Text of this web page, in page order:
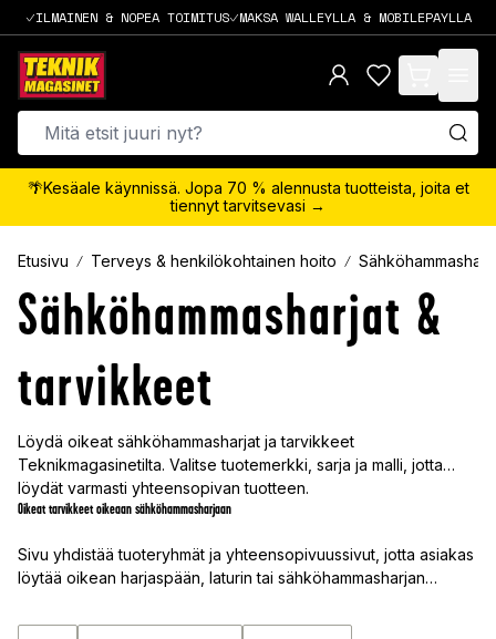
ILMAINEN & NOPEA TOIMITUS MAKSA WALLEYLLA & MOBILEPAYLLA
items in cart,
🌴Kesäale käynnissä. Jopa 70 % alennusta tuotteista, joita et
tiennyt tarvitsevasi →
Etusivu Terveys & henkilökohtainen hoito
Sähköhammasharjat &
tarvikkeet
Löydä oikeat sähköhammasharjat ja tarvikkeet
Teknikmagasinetilta. Valitse tuotemerkki, sarja ja malli, jotta
löydät varmasti yhteensopivan tuotteen.
Oikeat tarvikkeet oikeaan sähköhammasharjaan
Sivu yhdistää tuoteryhmät ja yhteensopivuussivut, jotta asiakas
löytää oikean harjaspään, laturin tai sähköhammasharjan